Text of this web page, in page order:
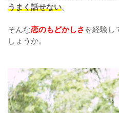
うまく話せない。
そんな恋のもどかしさ を経験し
しょうか。